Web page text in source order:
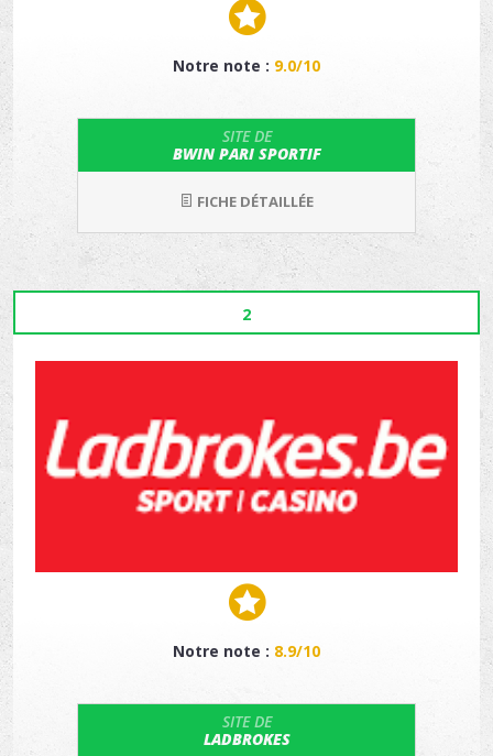
Notre note : 9.0/10
SITE DE
BWIN PARI SPORTIF
FICHE DÉTAILLÉE
2
Notre note : 8.9/10
SITE DE
LADBROKES